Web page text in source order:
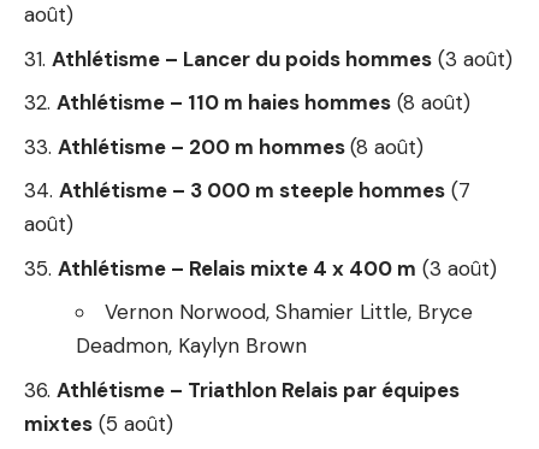
août)
Athlétisme – Lancer du poids hommes (3 août)
Athlétisme – 110 m haies hommes (8 août)
Athlétisme – 200 m hommes(8 août)
Athlétisme – 3 000 m steeple hommes (7
août)
Athlétisme – Relais mixte 4 x 400 m (3 août)
Vernon Norwood, Shamier Little, Bryce
Deadmon, Kaylyn Brown
Athlétisme – Triathlon Relais par équipes
mixtes (5 août)